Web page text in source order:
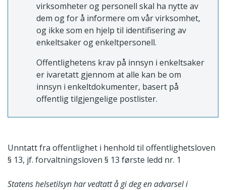
virksomheter og personell skal ha nytte av
dem og for å informere om vår virksomhet,
og ikke som en hjelp til identifisering av
enkeltsaker og enkeltpersonell.
Offentlighetens krav på innsyn i enkeltsaker
er ivaretatt gjennom at alle kan be om
innsyn i enkeltdokumenter, basert på
offentlig tilgjengelige postlister.
Unntatt fra offentlighet i henhold til offentlighetsloven
§ 13, jf. forvaltningsloven § 13 første ledd nr. 1
Statens helsetilsyn har vedtatt å gi deg en advarsel i